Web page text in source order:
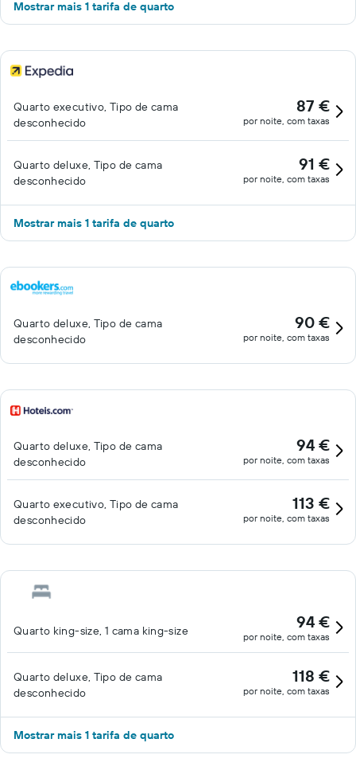
Mostrar mais 1 tarifa de quarto
Quarto executivo, Tipo de cama
desconhecido
87 €
por noite, com taxas
Quarto deluxe, Tipo de cama
desconhecido
91 €
por noite, com taxas
Mostrar mais 1 tarifa de quarto
Quarto deluxe, Tipo de cama
desconhecido
90 €
por noite, com taxas
Quarto deluxe, Tipo de cama
desconhecido
94 €
por noite, com taxas
Quarto executivo, Tipo de cama
desconhecido
113 €
por noite, com taxas
Quarto king-size, 1 cama king-size 94 €
por noite, com taxas
Quarto deluxe, Tipo de cama
desconhecido
118 €
por noite, com taxas
Mostrar mais 1 tarifa de quarto